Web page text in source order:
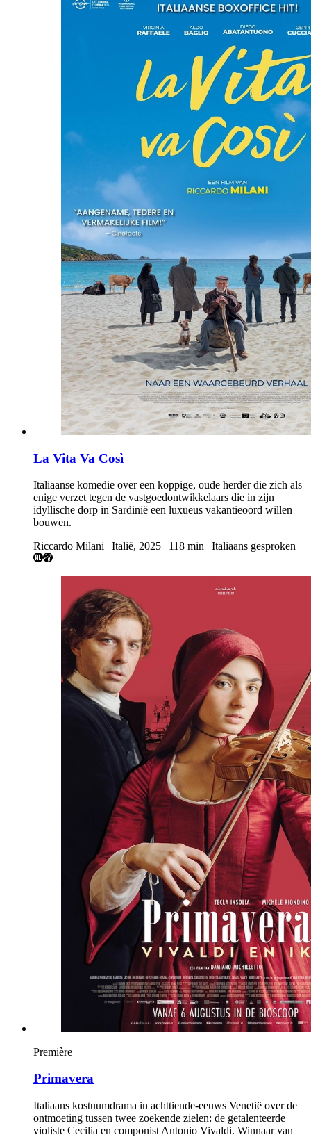
La Vita Va Così
Italiaanse komedie over een koppige, oude herder die zich als
enige verzet tegen de vastgoedontwikkelaars die in zijn
idyllische dorp in Sardinië een luxueus vakantieoord willen
bouwen.
Riccardo Milani | Italië, 2025 | 118 min | Italiaans gesproken
Première
Primavera
Italiaans kostuumdrama in achttiende-eeuws Venetië over de
ontmoeting tussen twee zoekende zielen: de getalenteerde
violiste Cecilia en componist Antonio Vivaldi. Winnaar van